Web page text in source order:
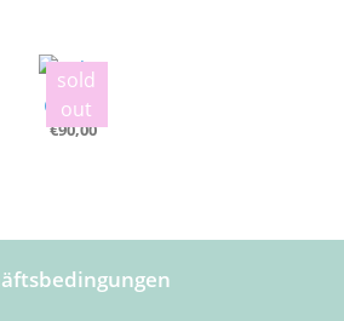
sold
out
Colori
€90,00